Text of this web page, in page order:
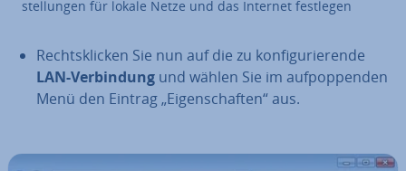
stel­lun­gen für lokale Netze und das Internet festlegen
Rechts­kli­cken Sie nun auf die zu kon­fi­gu­rie­ren­de
LAN-Ver­bin­dung und wählen Sie im auf­pop­pen­den
Menü den Eintrag „Ei­gen­schaf­ten“ aus.